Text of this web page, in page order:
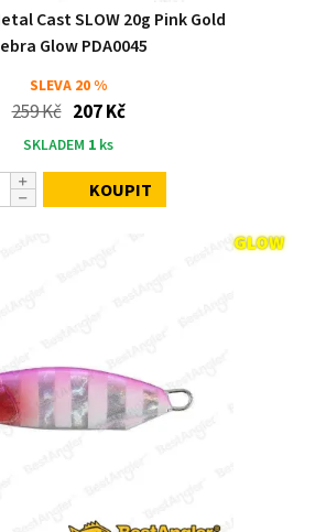
Cast SLOW 20g Pink Gold
Glow PDA0045
SLEVA 20 %
259 Kč 207 Kč
SKLADEM 1 ks
KOUPIT